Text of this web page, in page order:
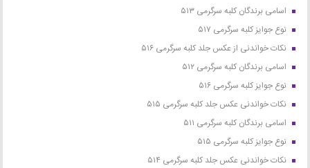
اسامی برندگان کلبه سرگرمی ۵۱۳
نوع جوایز کلبه سرگرمی ۵۱۷
نکات خواندنی از عکس جلد کلبه سرگرمی ۵۱۶
اسامی برندگان کلبه سرگرمی ۵۱۲
نوع جوایز کلبه سرگرمی ۵۱۶
نکات خواندنی عکس جلد کلبه سرگرمی ۵۱۵
اسامی برندگان کلبه سرگرمی ۵۱۱
نوع جوایز کلبه سرگرمی ۵۱۵
نکات خواندنی عکس جلد کلبه سرگرمی ۵۱۴